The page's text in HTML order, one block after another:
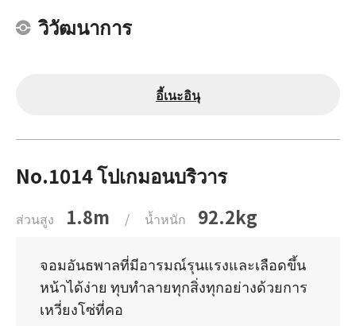
วิวัฒนาการ
อี้เนะอินุ
No.1014 โปเกมอนบริวาร
ส่วนสูง 1.8m / น้ำหนัก 92.2kg
จอมอันธพาลที่มีอารมณ์รุนแรงและเลือดขึ้น
หน้าได้ง่าย ทุบทำลายทุกสิ่งทุกอย่างด้วยการ
เหวี่ยงโซ่ที่คอ